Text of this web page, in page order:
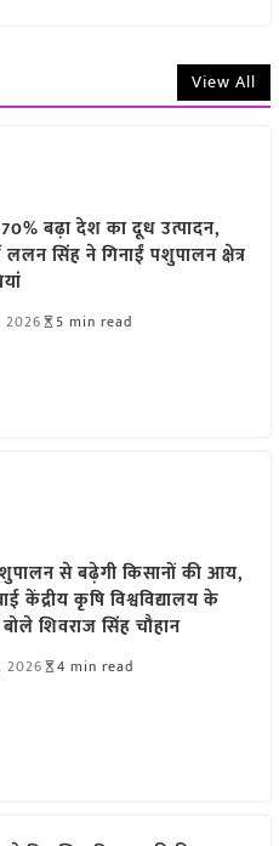
View All
बढ़ा देश का दूध उत्पादन,
ललन सिंह ने गिनाईं पशुपालन क्षेत्र
2026 5 min read
से बढ़ेगी किसानों की आय,
केंद्रीय कृषि विश्वविद्यालय के
शिवराज सिंह चौहान
2026 4 min read